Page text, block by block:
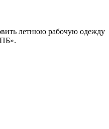
летнюю рабочую одежду